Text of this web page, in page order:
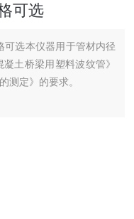
可选
可选本仪器用于管材内径
土桥梁用塑料波纹管》
测定》的要求。